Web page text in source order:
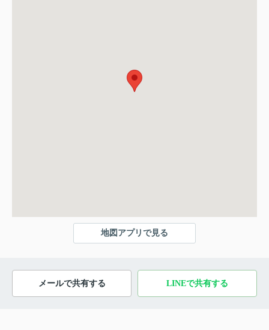
地図アプリで見る
メールで共有する LINEで共有する